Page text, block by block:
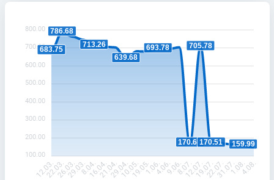
800.00
700.00
600.00
500.00
400.00
300.00
200.00
100.00
683.75
786.68
713.26
639.68
693.78
170.68
705.78
170.51 159.99
12.03.22.03.26.03.29.03.8.04.
16.04.21.04.29.04.10.05.19.05.1.06.4.06.9.06.8.07.
12.07.19.07.22.07.31.07.1.08.4.08.